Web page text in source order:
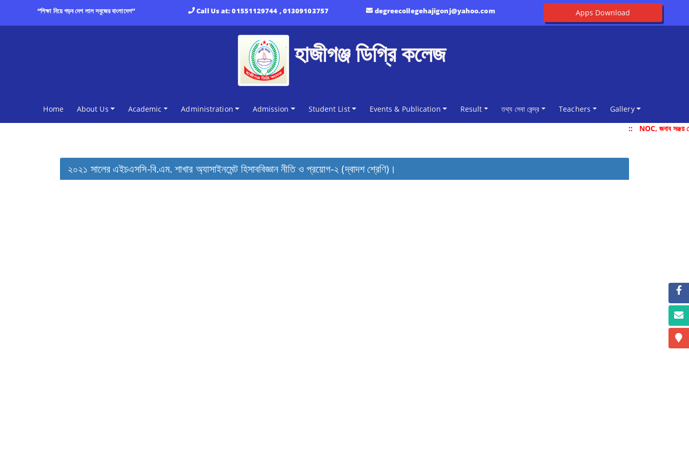
“শিক্ষা নিয়ে গড়ব দেশ লাল সবুজের বাংলাদেশ” Call Us at:01551129744 , 01309103757 degreecollegehajigonj@yahoo.com Apps Download
হাজীগঞ্জ ডিগ্রি কলেজ
Home(current)
About Us Academic Administration Admission Student List Events & Publication Result তথ্য সেবা কেন্দ্র Teachers
Gallery
::
NOC, জনাব সঞ্জয়
২০২১ সালের এইচএসসি-বি.এম. শাখার অ্যাসাইনমেন্ট হিসাববিজ্ঞান নীতি ও প্রয়োগ-২ (দ্বাদশ শ্রেণি)।